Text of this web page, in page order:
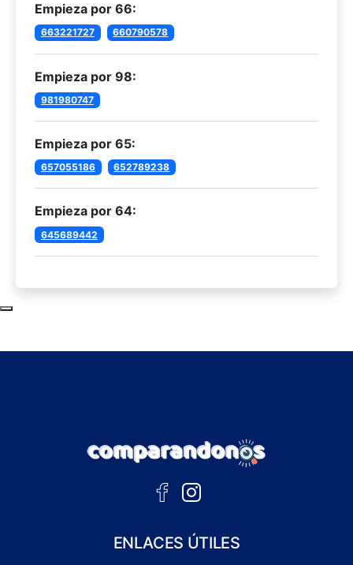
Empieza por 66:
663221727 660790578
Empieza por 98:
981980747
Empieza por 65:
657055186 652789238
Empieza por 64:
645689442
ENLACES ÚTILES